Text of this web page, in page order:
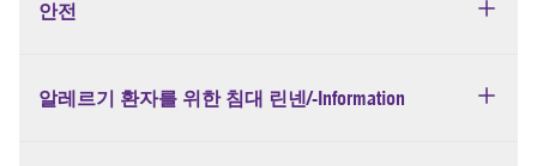
안전
알레르기 환자를 위한 침대 린넨/-Information